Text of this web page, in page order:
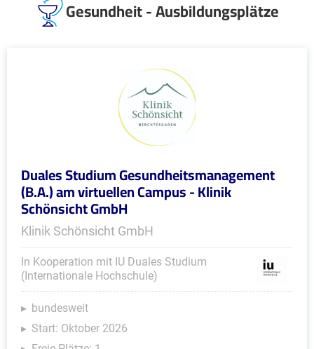
Gesundheit - Ausbildungsplätze
Duales Studium Gesundheitsmanagement
(B.A.) am virtuellen Campus - Klinik
Schönsicht GmbH
Klinik Schönsicht GmbH
In Kooperation mit IU Duales Studium
(Internationale Hochschule)
bundesweit
Start: Oktober 2026